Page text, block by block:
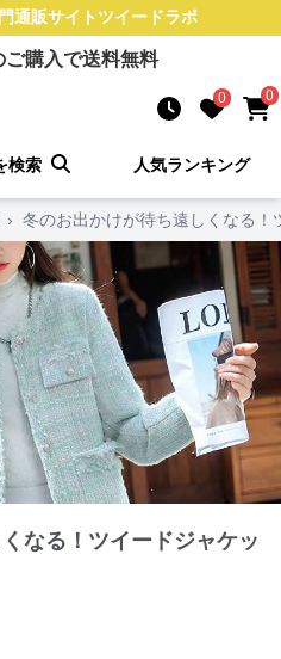
通販サイト ツイードラボ
ご購入で送料無料
0 0
検索 人気ランキング
› 冬のお出かけが待ち遠しくなる
なる！ツイードジャケッ